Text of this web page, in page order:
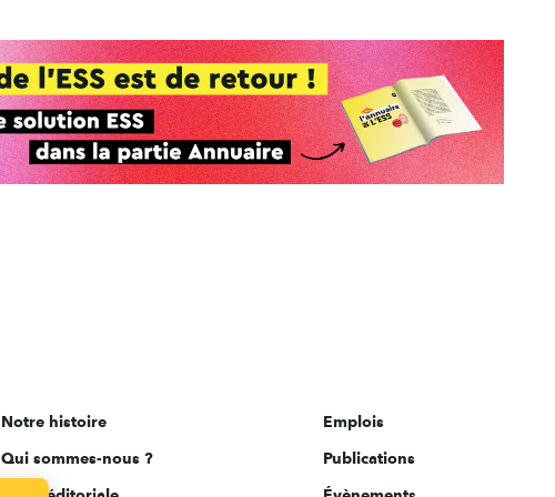
Notre histoire
Qui sommes-nous ?
Emplois
Publications